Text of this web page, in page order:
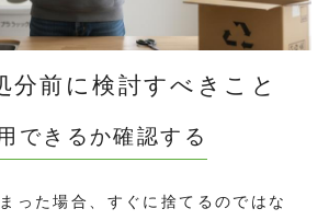
分前に検討すべきこと
できるか確認する
った場合、すぐに捨てるのではな